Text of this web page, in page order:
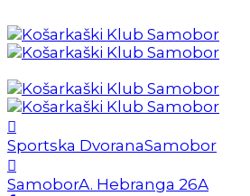
Sportska DvoranaSamobor
SamoborA. Hebranga 26A